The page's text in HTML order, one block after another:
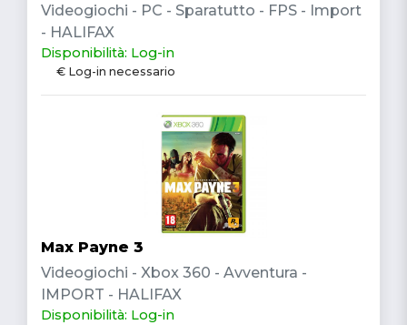
Videogiochi - PC - Sparatutto - FPS - Import
- HALIFAX
Disponibilità: Log-in
€ Log-in necessario
Max Payne 3
Videogiochi - Xbox 360 - Avventura -
IMPORT - HALIFAX
Disponibilità: Log-in